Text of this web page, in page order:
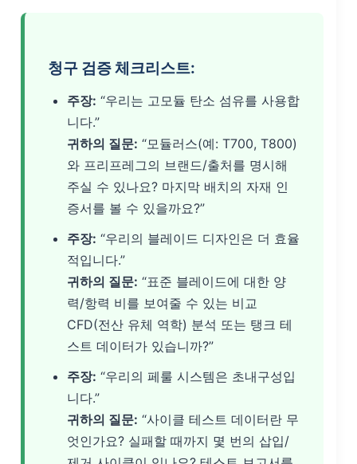
청구 검증 체크리스트:
주장: “우리는 고모듈 탄소 섬유를 사용합
니다.”
귀하의 질문: “모듈러스(예: T700, T800)
와 프리프레그의 브랜드/출처를 명시해
주실 수 있나요? 마지막 배치의 자재 인
증서를 볼 수 있을까요?”
주장: “우리의 블레이드 디자인은 더 효율
적입니다.”
귀하의 질문: “표준 블레이드에 대한 양
력/항력 비를 보여줄 수 있는 비교
CFD(전산 유체 역학) 분석 또는 탱크 테
스트 데이터가 있습니까?”
주장: “우리의 페룰 시스템은 초내구성입
니다.”
귀하의 질문: “사이클 테스트 데이터란 무
엇인가요? 실패할 때까지 몇 번의 삽입/